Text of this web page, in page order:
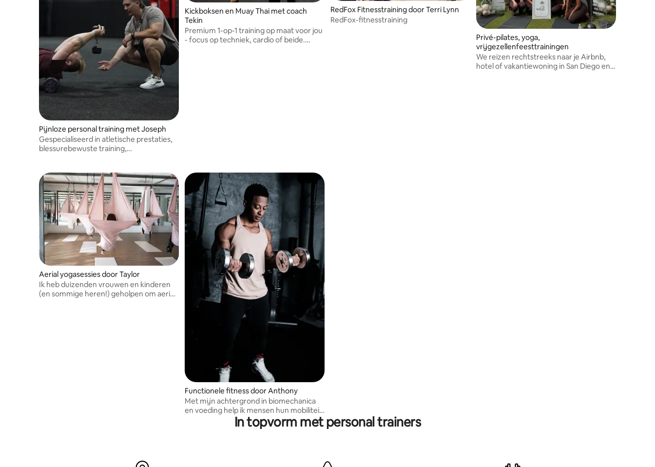
Pijnloze personal training met Joseph
Gespecialiseerd in atletische prestaties,
blessurebewuste training,
Kickboksen en Muay Thai met coach
Tekin
Premium 1-op-1 training op maat voor jou
- focus op techniek, cardio of beide.
RedFox Fitnesstraining door Terri Lynn
RedFox-fitnesstraining
Privé-pilates, yoga,
vrijgezellenfeesttrainingen
We reizen rechtstreeks naar je Airbnb,
hotel of vakantiewoning in San Diego en
Aerial yogasessies door Taylor
Ik heb duizenden vrouwen en kinderen
(en sommige heren!) geholpen om aerial
Functionele fitness door Anthony
Met mijn achtergrond in biomechanica
en voeding help ik mensen hun mobiliteit
te verbeteren en af te vallen.In topvorm met personal trainers